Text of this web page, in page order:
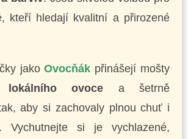
kteří hledají kvalitní a přirozené
jakoOvocňák přinášejí mošty
lokálního ovoce a šetrně
aby si zachovaly plnou chuť i
Vychutnejte si je vychlazené,